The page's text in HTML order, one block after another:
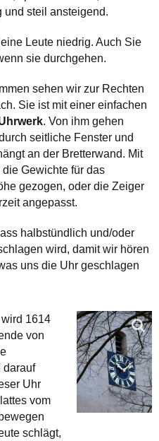
und steil ansteigend.
Leute niedrig. Auch Sie
sie durchgehen.
sehen wir zur Rechten
Sie ist mit einer einfachen
. Von ihm gehen
seitliche Fenster und
an der Bretterwand. Mit
Gewichte für das
gezogen, oder die Zeiger
angepasst.
halbstündlich und/oder
wird, damit wir hören
uns die Uhr geschlagen
1614
von
darauf
Uhr
vom
schlägt,